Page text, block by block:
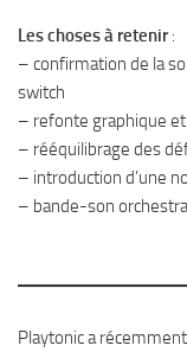
Les choses à retenir:
– confirmation de la
switch
– refonte graphique
– rééquilibrage des
– introduction d’une
– bande-son
Playtonic a